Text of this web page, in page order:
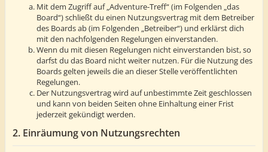
Mit dem Zugriff auf „Adventure-Treff“ (im Folgenden „das
Board“) schließt du einen Nutzungsvertrag mit dem Betreiber
des Boards ab (im Folgenden „Betreiber“) und erklärst dich
mit den nachfolgenden Regelungen einverstanden.
Wenn du mit diesen Regelungen nicht einverstanden bist, so
darfst du das Board nicht weiter nutzen. Für die Nutzung des
Boards gelten jeweils die an dieser Stelle veröffentlichten
Regelungen.
Der Nutzungsvertrag wird auf unbestimmte Zeit geschlossen
und kann von beiden Seiten ohne Einhaltung einer Frist
jederzeit gekündigt werden.
2. Einräumung von Nutzungsrechten